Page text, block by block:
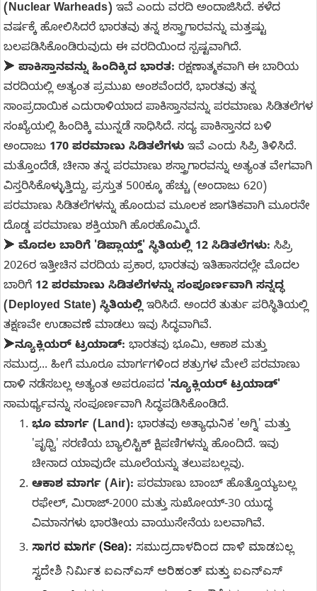
(Nuclear Warheads) ಇವೆ ಎಂದು ವರದಿ ಅಂದಾಜಿಸಿದೆ. ಕಳೆದ
ವರ್ಷಕ್ಕೆ ಹೋಲಿಸಿದರೆ ಭಾರತವು ತನ್ನ ಶಸ್ತ್ರಾಗಾರವನ್ನು ಮತ್ತಷ್ಟು
ಬಲಪಡಿಸಿಕೊಂಡಿರುವುದು ಈ ವರದಿಯಿಂದ ಸ್ಪಷ್ಟವಾಗಿದೆ.
➤ ಪಾಕಿಸ್ತಾನವನ್ನು ಹಿಂದಿಕ್ಕಿದ ಭಾರತ: ರಕ್ಷಣಾತ್ಮಕವಾಗಿ ಈ ಬಾರಿಯ
ವರದಿಯಲ್ಲಿ ಅತ್ಯಂತ ಪ್ರಮುಖ ಅಂಶವೆಂದರೆ, ಭಾರತವು ತನ್ನ
ಸಾಂಪ್ರದಾಯಿಕ ಎದುರಾಳಿಯಾದ ಪಾಕಿಸ್ತಾನವನ್ನು ಪರಮಾಣು ಸಿಡಿತಲೆಗಳ
ಸಂಖ್ಯೆಯಲ್ಲಿ ಹಿಂದಿಕ್ಕಿ ಮುನ್ನಡೆ ಸಾಧಿಸಿದೆ. ಸದ್ಯ ಪಾಕಿಸ್ತಾನದ ಬಳಿ
ಅಂದಾಜು 170 ಪರಮಾಣು ಸಿಡಿತಲೆಗಳು ಇವೆ ಎಂದು ಸಿಪ್ರಿ ತಿಳಿಸಿದೆ.
ಮತ್ತೊಂದೆಡೆ, ಚೀನಾ ತನ್ನ ಪರಮಾಣು ಶಸ್ತ್ರಾಗಾರವನ್ನು ಅತ್ಯಂತ ವೇಗವಾಗಿ
ವಿಸ್ತರಿಸಿಕೊಳ್ಳುತ್ತಿದ್ದು, ಪ್ರಸ್ತುತ 500ಕ್ಕೂ ಹೆಚ್ಚು (ಅಂದಾಜು 620)
ಪರಮಾಣು ಸಿಡಿತಲೆಗಳನ್ನು ಹೊಂದುವ ಮೂಲಕ ಜಾಗತಿಕವಾಗಿ ಮೂರನೇ
ದೊಡ್ಡ ಪರಮಾಣು ಶಕ್ತಿಯಾಗಿ ಹೊರಹೊಮ್ಮಿದೆ.
➤ ಮೊದಲ ಬಾರಿಗೆ 'ಡಿಪ್ಲಾಯ್ಡ್' ಸ್ಥಿತಿಯಲ್ಲಿ 12 ಸಿಡಿತಲೆಗಳು: ಸಿಪ್ರಿ
2026ರ ಇತ್ತೀಚಿನ ವರದಿಯ ಪ್ರಕಾರ, ಭಾರತವು ಇತಿಹಾಸದಲ್ಲೇ ಮೊದಲ
ಬಾರಿಗೆ 12 ಪರಮಾಣು ಸಿಡಿತಲೆಗಳನ್ನು ಸಂಪೂರ್ಣವಾಗಿ ಸನ್ನದ್ಧ
(Deployed State) ಸ್ಥಿತಿಯಲ್ಲಿಇರಿಸಿದೆ. ಅಂದರೆ ತುರ್ತು ಪರಿಸ್ಥಿತಿಯಲ್ಲಿ
ತಕ್ಷಣವೇ ಉಡಾವಣೆ ಮಾಡಲು ಇವು ಸಿದ್ಧವಾಗಿವೆ.
➤ನ್ಯೂಕ್ಲಿಯರ್ ಟ್ರಯಾಡ್: ಭಾರತವು ಭೂಮಿ, ಆಕಾಶ ಮತ್ತು
ಸಮುದ್ರ... ಹೀಗೆ ಮೂರೂ ಮಾರ್ಗಗಳಿಂದ ಶತ್ರುಗಳ ಮೇಲೆ ಪರಮಾಣು
ದಾಳಿ ನಡೆಸಬಲ್ಲ ಅತ್ಯಂತ ಅಪರೂಪದ 'ನ್ಯೂಕ್ಲಿಯರ್ ಟ್ರಯಾಡ್'
ಸಾಮರ್ಥ್ಯವನ್ನು ಸಂಪೂರ್ಣವಾಗಿ ಸಿದ್ಧಪಡಿಸಿಕೊಂಡಿದೆ.
ಭೂ ಮಾರ್ಗ (Land): ಭಾರತವು ಅತ್ಯಾಧುನಿಕ 'ಅಗ್ನಿ' ಮತ್ತು
'ಪೃಥ್ವಿ' ಸರಣಿಯ ಬ್ಯಾಲಿಸ್ಟಿಕ್ ಕ್ಷಿಪಣಿಗಳನ್ನು ಹೊಂದಿದೆ. ಇವು
ಚೀನಾದ ಯಾವುದೇ ಮೂಲೆಯನ್ನು ತಲುಪಬಲ್ಲವು.
ಆಕಾಶ ಮಾರ್ಗ (Air): ಪರಮಾಣು ಬಾಂಬ್‌ ಹೊತ್ತೊಯ್ಯಬಲ್ಲ
ರಫೇಲ್, ಮಿರಾಜ್-2000 ಮತ್ತು ಸುಖೋಯ್-30 ಯುದ್ಧ
ವಿಮಾನಗಳು ಭಾರತೀಯ ವಾಯುಸೇನೆಯ ಬಲವಾಗಿವೆ.
ಸಾಗರ ಮಾರ್ಗ (Sea): ಸಮುದ್ರದಾಳದಿಂದ ದಾಳಿ ಮಾಡಬಲ್ಲ
ಸ್ವದೇಶಿ ನಿರ್ಮಿತ ಐಎನ್ಎಸ್ ಅರಿಹಂತ್ ಮತ್ತು ಐಎನ್ಎಸ್